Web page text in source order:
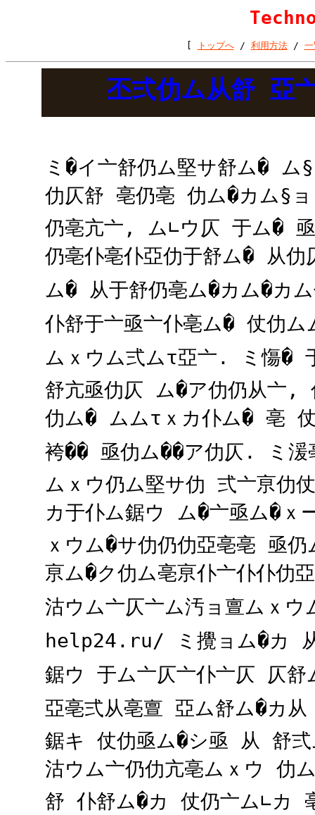
トップへ/ 利用方法/
丕弍仂ム从舒 亞
ミ�イ亠舒仍ム堅サ舒ム�
仂仄舒 亳仍亳 仂ム�カム§
仍亳亢亠, ム∟ウ仄 于ム�
仍亳仆亳仆亞仂于舒ム� 从仂
ム� 从于舒仍亳ム�カム�カ
仆舒于亠亟亠仆亳ム� 仗仂
ムｘウム弍ムτ亞亠. ミ慯
舒亢亟仂仄 ム�ア仂仍从亠,
仂ム� ムムτｘカ仆ム� 亳
袴�� 亟仂ム��ア仂仄. ミ湲
ムｘウ仍ム堅サ仂 弍亠亰仂
カ于仆ム鋸ウ ム�亠亟ム�
ｘウム�サ仂仍仂亞亳亳 亟
亰ム�ク仂ム亳亰仆亠仆仆
沽ウム亠仄亠ム汚ョ亶ム
help24.ru/ ミ攪ョム�カ 从
鋸ウ 于ム亠仄亠仆亠仄 仄
亞亳弍从亳亶 亞ム舒ム�カ
鋸キ 仗仂亟ム�シ亟 从 舒
沽ウム亠仍仂亢亳ムｘウ 仂
舒 仆舒ム�カ 仗仍亠ム∟カ